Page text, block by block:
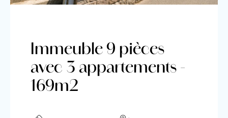
Immeuble 9 pièces
avec 3 appartements -
169m2